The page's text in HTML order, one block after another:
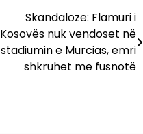
Skandaloze: Flamuri i
Kosovës nuk vendoset në
stadiumin e Murcias, emri
shkruhet me fusnotë